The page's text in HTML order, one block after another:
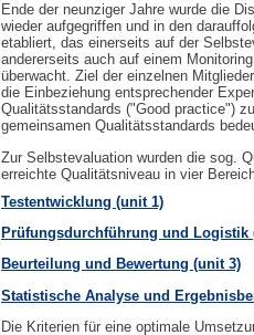
Ende der neunziger Jahre wurde die
wieder aufgegriffen und in den
etabliert, das einerseits auf der
andererseits auch auf einem
überwacht. Ziel der einzelnen
die Einbeziehung entsprechender
Qualitätsstandards ("Good practice")
gemeinsamen Qualitätsstandards
Zur Selbstevaluation wurden die sog.
erreichte Qualitätsniveau in vier
Testentwicklung (unit 1)
Prüfungsdurchführung und Logistik
Beurteilung und Bewertung (unit 3)
Statistische Analyse und
Die Kriterien für eine optimale